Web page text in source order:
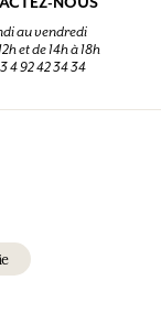
au vendredi
et de 14h à 18h
4 92 42 34 34